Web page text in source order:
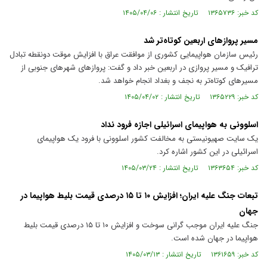
کد خبر: ۱۳۶۵۷۳۶ تاریخ انتشار : ۱۴۰۵/۰۴/۰۶
مسیر پروازهای اربعین کوتاه‌تر شد
رئیس سازمان هواپیمایی کشوری از موافقت عراق با افزایش موقت دونقطه تبادل
ترافیک و مسیر پروازی در اربعین خبر داد و گفت: پروازهای شهرهای جنوبی از
مسیرهای کوتاه‌تر به نجف و بغداد انجام خواهد شد.
کد خبر: ۱۳۶۵۲۲۹ تاریخ انتشار : ۱۴۰۵/۰۴/۰۲
اسلوونی به هواپیمای اسرائیلی اجازه فرود نداد
یک سایت صهیونیستی به مخالفت کشور اسلوونی با فرود یک هواپیمای
اسرائیلی در این کشور اشاره کرد.
کد خبر: ۱۳۶۳۶۵۴ تاریخ انتشار : ۱۴۰۵/۰۳/۲۴
تبعات جنگ علیه ایران؛ افزایش ۱۰ تا ۱۵ درصدی قیمت بلیط هواپیما در
جهان
جنگ علیه ایران موجب گرانی سوخت و افزایش ۱۰ تا ۱۵ درصدی قیمت بلیط
هواپیما در جهان شده است.
کد خبر: ۱۳۶۱۶۵۹ تاریخ انتشار : ۱۴۰۵/۰۳/۱۳